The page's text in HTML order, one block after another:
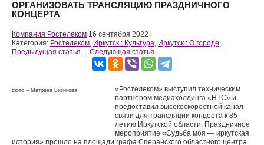
ОРГАНИЗОВАТЬ ТРАНСЛЯЦИЮ ПРАЗДНИЧНОГО
КОНЦЕРТА
Компания Ростелеком 16 сентября 2022
Категория: Ростелеком, Иркутск : Культура, Иркутск : О городе
Предыдущая статья
Следующая статья
фото – Матрена Бизикова
«Ростелеком» выступил техническим
партнером медиахолдинга «НТС» и
предоставил высокоскоростной канал
связи для трансляции концерта к 85-
летию Иркутской области. Праздничное
мероприятие «Судьба моя — иркутская
история» прошло на площади графа Сперанского областного центра